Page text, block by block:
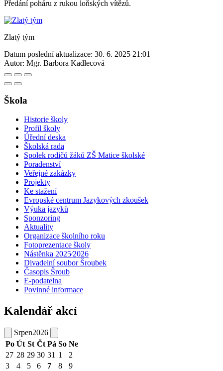
Předání poháru z rukou loňských vítězů.
Zlatý tým
Datum poslední aktualizace: 30. 6. 2025 21:01
Autor: Mgr. Barbora Kadlecová
Škola
Historie školy
Profil školy
Úřední deska
Školská rada
Spolek rodičů žáků ZŠ Matice školské
Poradenství
Veřejné zakázky
Projekty
Ke stažení
Evropské centrum Jazykových zkoušek
Výuka jazyků
Sponzoring
Aktuality
Organizace školního roku
Fotoprezentace školy
Nástěnka 2025⁄2026
Divadelní soubor Šroubek
Časopis Šroub
E-podatelna
Povinné informace
Kalendář akcí
Srpen2026
Po Út St Čt Pá So Ne
27 28 29 30 31 1
2
3
4 5 6 7 8
9